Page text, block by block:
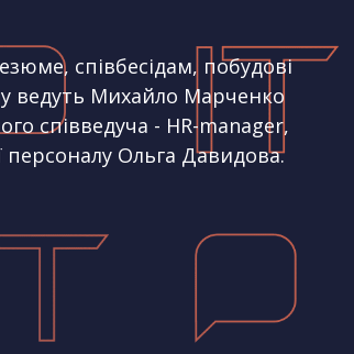
співбесідам, побудові
ведуть Михайло Марченко
співведуча - HR-manager,
персоналу Ольга Давидова.